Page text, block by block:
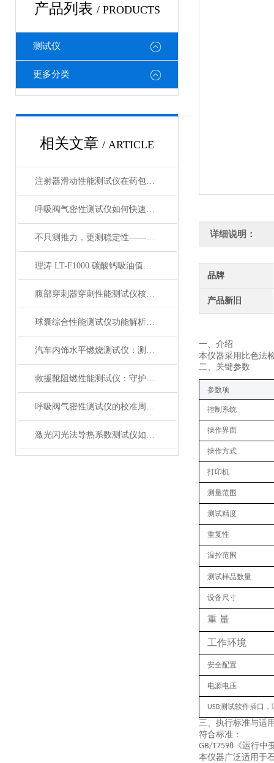
产品列表 / PRODUCTS
测试仪
更多分类
相关文章 / ARTICLE
注射器滑动性能测试仪在药包材检测中的应用
呼吸阀气密性测试仪如何快速判断呼吸阀是否失效？
不只测推力，更测稳定性——注射器滑动性能测试仪全面解析
理涛 LT-F1000 碳酸钙吸油值测试仪 介绍说明
腹部穿刺器穿刺性能测试仪核心测试指标：穿刺力、峰值力、穿透力解析
球囊综合性能测试仪功能解析：额定爆破压（RBP）、顺应性、疲劳强度
汽车内饰水平燃烧测试仪：测试步骤、试样制备与结果判读
救援靴阻燃性能测试仪：守护救援人员足部安全的检测装备
呼吸阀气密性测试仪的校准周期与重要性
激光闪光法导热系数测试仪如何征服极端温度下的材料测试？
详细说明：
品牌
产品新旧
一、 介绍
本仪器采用比色法
二、关键参数
参数项
控制系统
操作界面
操作方式
打印机
测量范围
测试精度
重复性
温控范围
测试样品数量
设备尺寸
重 量
工作环境
安全配置
电源电压
USB测试软件插口，
三、 执行标准与适
符合标准：
GB/T7598 《运行中
本仪器广泛适用于